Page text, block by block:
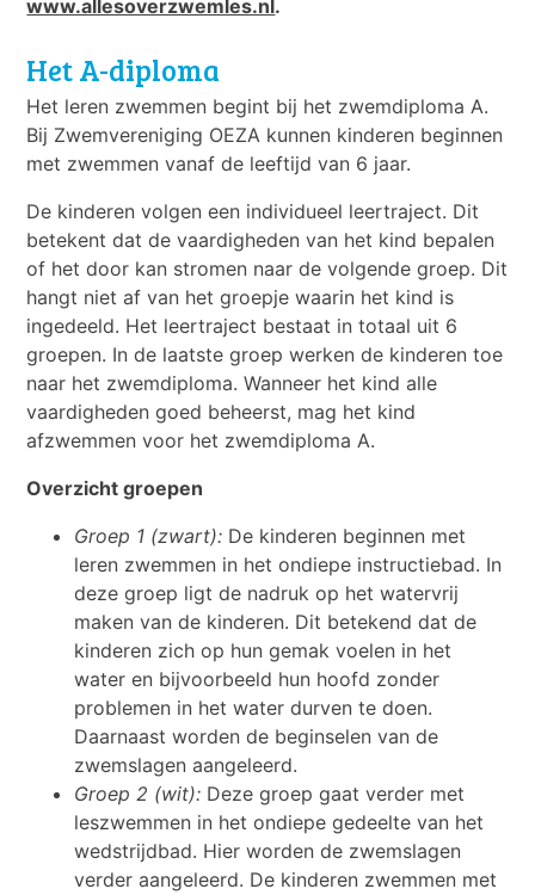
www.allesoverzwemles.nl.
Het A-diploma
Het leren zwemmen begint bij het zwemdiploma A.
Bij Zwemvereniging OEZA kunnen kinderen beginnen
met zwemmen vanaf de leeftijd van 6 jaar.
De kinderen volgen een individueel leertraject. Dit
betekent dat de vaardigheden van het kind bepalen
of het door kan stromen naar de volgende groep. Dit
hangt niet af van het groepje waarin het kind is
ingedeeld. Het leertraject bestaat in totaal uit 6
groepen. In de laatste groep werken de kinderen toe
naar het zwemdiploma. Wanneer het kind alle
vaardigheden goed beheerst, mag het kind
afzwemmen voor het zwemdiploma A.
Overzicht groepen
Groep 1 (zwart): De kinderen beginnen met
leren zwemmen in het ondiepe instructiebad. In
deze groep ligt de nadruk op het watervrij
maken van de kinderen. Dit betekend dat de
kinderen zich op hun gemak voelen in het
water en bijvoorbeeld hun hoofd zonder
problemen in het water durven te doen.
Daarnaast worden de beginselen van de
zwemslagen aangeleerd.
Groep 2 (wit): Deze groep gaat verder met
leszwemmen in het ondiepe gedeelte van het
wedstrijdbad. Hier worden de zwemslagen
verder aangeleerd. De kinderen zwemmen met